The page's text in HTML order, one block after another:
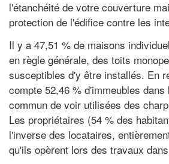
l'étanchéité de votre couverture
protection de l'édifice contre les
Il y a 47,51 % de maisons
en règle générale, des toits
susceptibles d'y être installés. En
compte 52,46 % d'immeubles
commun de voir utilisées des
Les propriétaires (54 % des
l'inverse des locataires,
qu'ils opèrent lors des travaux